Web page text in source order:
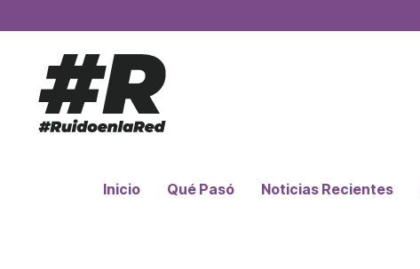
Inicio Qué Pasó Noticias Recientes